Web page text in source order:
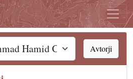
Avtorji